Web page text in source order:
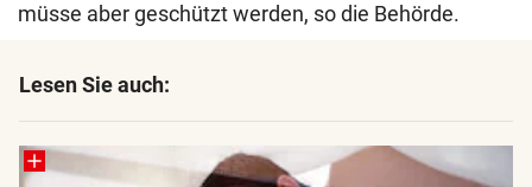
müsse aber geschützt werden, so die Behörde.
Lesen Sie auch: